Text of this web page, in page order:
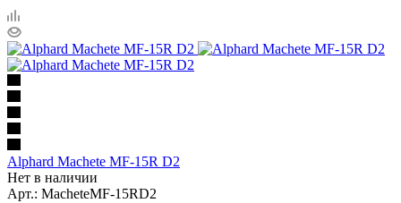
Alphard Machete MF-15R D2
Нет в наличии
Арт.: MacheteMF-15RD2